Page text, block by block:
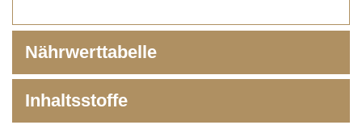
Nährwerttabelle
Inhaltsstoffe